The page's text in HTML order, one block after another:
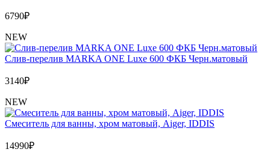
6790₽
NEW
Слив-перелив MARKA ONE Luxe 600 ФКБ Черн.матовый
3140₽
NEW
Cмеситель для ванны, хром матовый, Aiger, IDDIS
14990₽